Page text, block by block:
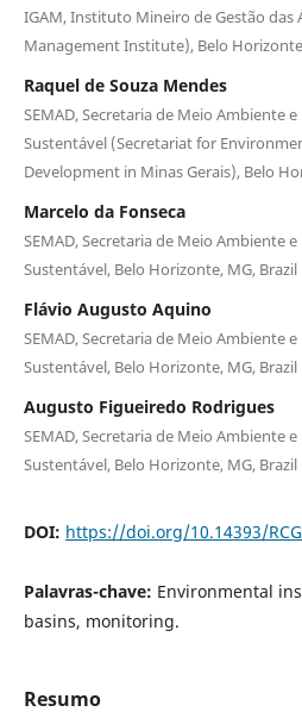
IGAM, Instituto Mineiro de Gestão das
Management Institute), Belo
Raquel de Souza Mendes
SEMAD, Secretaria de Meio Ambiente
Sustentável (Secretariat for
Development in Minas Gerais), Belo
Marcelo da Fonseca
SEMAD, Secretaria de Meio Ambiente
Sustentável, Belo Horizonte, MG, Brazil
Flávio Augusto Aquino
SEMAD, Secretaria de Meio Ambiente
Sustentável, Belo Horizonte, MG, Brazil
Augusto Figueiredo Rodrigues
SEMAD, Secretaria de Meio Ambiente
Sustentável, Belo Horizonte, MG, Brazil
DOI: https://doi.org/10.14393/
Palavras-chave: Environmental
basins, monitoring.
Resumo